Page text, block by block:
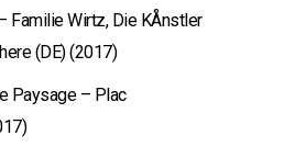
Familie Wirtz, Die KÅnstler
(DE) (2017)
Paysage – Plac